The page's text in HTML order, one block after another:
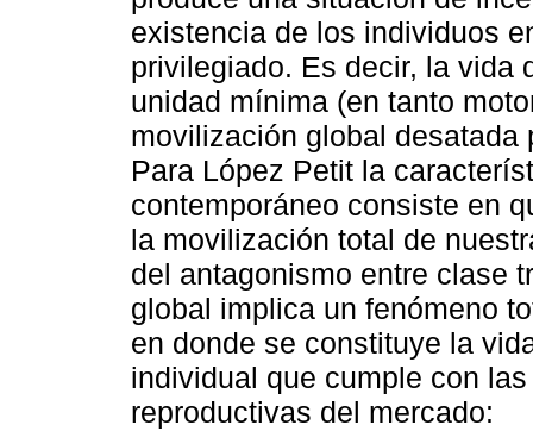
existencia de los individuos
privilegiado. Es decir, la vida
unidad mínima (en tanto
movilización global
Para López Petit la
contemporáneo consiste en
la movilización total de
del antagonismo entre clase
global implica un fenómeno
en donde se constituye la
individual que cumple con
reproductivas del mercado: